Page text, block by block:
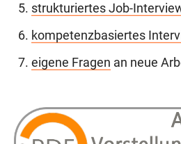
strukturiertes Job-
kompetenzbasiertes
eigene Fragen an neue